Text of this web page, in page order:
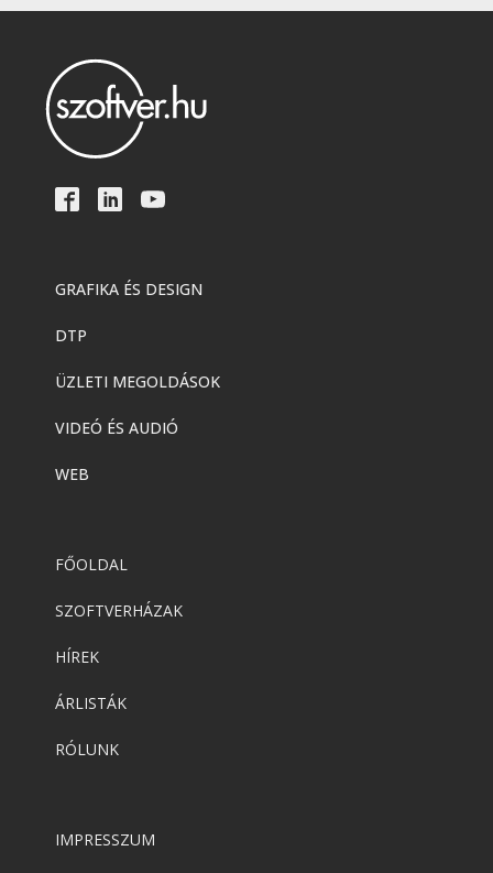
GRAFIKA ÉS DESIGN
DTP
ÜZLETI MEGOLDÁSOK
VIDEÓ ÉS AUDIÓ
WEB
FŐOLDAL
SZOFTVERHÁZAK
HÍREK
ÁRLISTÁK
RÓLUNK
IMPRESSZUM